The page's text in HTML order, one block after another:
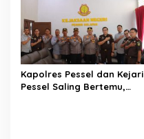
Kapolres Pessel dan Kejari
Pessel Saling Bertemu,